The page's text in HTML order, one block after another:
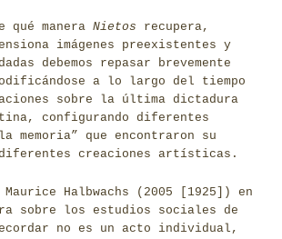
qué manera Nietos recupera,
imágenes preexistentes y
debemos repasar brevemente
a lo largo del tiempo
sobre la última dictadura
configurando diferentes
la memoria” que encontraron su
creaciones artísticas.
Maurice Halbwachs (2005 [1925]) en
sobre los estudios sociales de
no es un acto individual,